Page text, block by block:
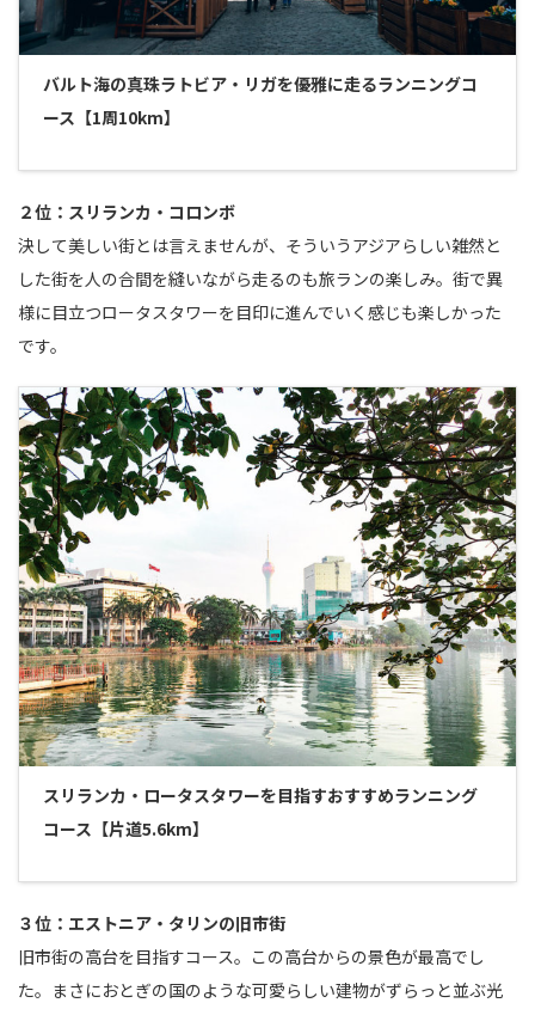
バルト海の真珠ラトビア・リガを優雅に走るランニングコ
ース【1周10km】
２位：スリランカ・コロンボ
決して美しい街とは言えませんが、そういうアジアらしい雑然と
した街を人の合間を縫いながら走るのも旅ランの楽しみ。街で異
様に目立つロータスタワーを目印に進んでいく感じも楽しかった
です。
スリランカ・ロータスタワーを目指すおすすめランニング
コース【片道5.6km】
３位：エストニア・タリンの旧市街
旧市街の高台を目指すコース。この高台からの景色が最高でし
た。まさにおとぎの国のような可愛らしい建物がずらっと並ぶ光